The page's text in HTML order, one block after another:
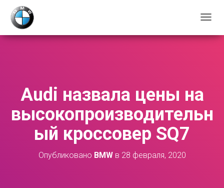
Е
Т
Ь
Audi назвала цены на
высокопроизводительн
ый кроссовер SQ7
Опубликовано BMWв 28 февраля, 2020